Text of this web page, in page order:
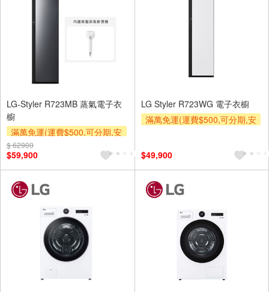
LG-Styler R723MB 蒸氣電子衣
櫥
滿萬免運(運費$500,可分期,安
裝跨區費另計,單品未滿1萬元
及使用6期以上分期0利率,需付
基本安裝運費)
$ 62900
$59,900
LG Styler R723WG 電子衣櫥
滿萬免運(運費$500,可分期,安
$49,900